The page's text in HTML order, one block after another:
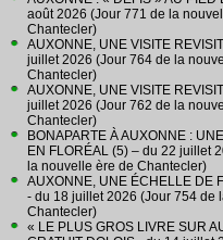
août 2026 (Jour 771 de la
Chantecler)
AUXONNE, UNE VISITE
juillet 2026 (Jour 764 de la
Chantecler)
AUXONNE, UNE VISITE
juillet 2026 (Jour 762 de la
Chantecler)
BONAPARTE À AUXONNE :
EN FLORÉAL (5) – du 22 juillet
la nouvelle ère de Chantecler)
AUXONNE, UNE ÉCHELLE DE
- du 18 juillet 2026 (Jour 754 de
Chantecler)
« LE PLUS GROS LIVRE SUR